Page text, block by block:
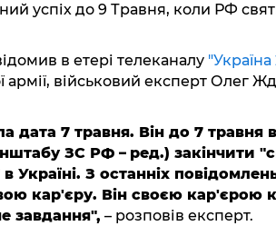
успіх до 9 Травня, коли РФ
в етері телеканалу "Україна
армії, військовий експерт Олег
дата 7 травня. Він до 7 травня
ЗС РФ – ред.) закінчити
Україні. З останніх
кар'єру. Він своєю кар'єрою
завдання", – розповів експерт.